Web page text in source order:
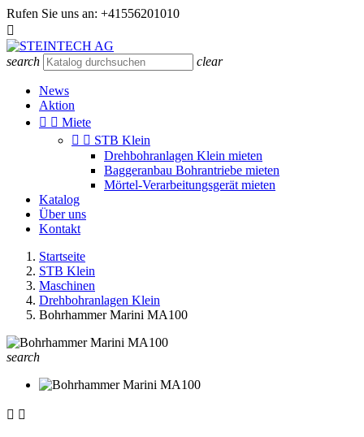
Rufen Sie uns an: +41556201010

search clear
News
Aktion
  Miete
  STB Klein
Drehbohranlagen Klein mieten
Baggeranbau Bohrantriebe mieten
Mörtel-Verarbeitungsgerät mieten
Katalog
Über uns
Kontakt
Startseite
STB Klein
Maschinen
Drehbohranlagen Klein
Bohrhammer Marini MA100
search
 